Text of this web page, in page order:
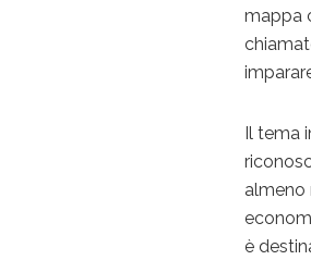
mappa
Il tema
almeno
è